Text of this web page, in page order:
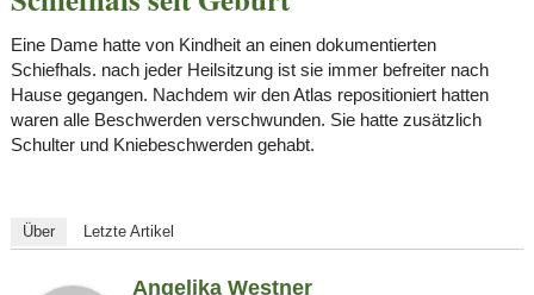
Eine Dame hatte von Kindheit an einen dokumentierten
Schiefhals. nach jeder Heilsitzung ist sie immer befreiter nach
Hause gegangen. Nachdem wir den Atlas repositioniert hatten
waren alle Beschwerden verschwunden. Sie hatte zusätzlich
Schulter und Kniebeschwerden gehabt.
Über Letzte Artikel
Angelika Westner